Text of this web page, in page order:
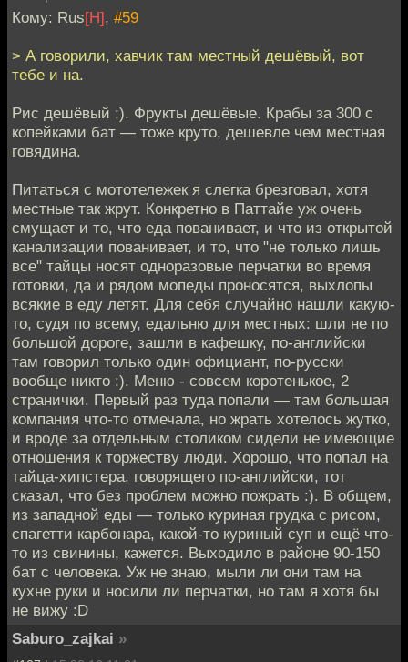
Кому: Rus[H], #59
> А говорили, хавчик там местный дешёвый, вот
тебе и на.
Рис дешёвый :). Фрукты дешёвые. Крабы за 300 с
копейками бат — тоже круто, дешевле чем местная
говядина.
Питаться с мототележек я слегка брезговал, хотя
местные так жрут. Конкретно в Паттайе уж очень
смущает и то, что еда пованивает, и что из открытой
канализации пованивает, и то, что "не только лишь
все" тайцы носят одноразовые перчатки во время
готовки, да и рядом мопеды проносятся, выхлопы
всякие в еду летят. Для себя случайно нашли какую-
то, судя по всему, едальню для местных: шли не по
большой дороге, зашли в кафешку, по-английски
там говорил только один официант, по-русски
вообще никто :). Меню - совсем коротенькое, 2
странички. Первый раз туда попали — там большая
компания что-то отмечала, но жрать хотелось жутко,
и вроде за отдельным столиком сидели не имеющие
отношения к торжеству люди. Хорошо, что попал на
тайца-хипстера, говорящего по-английски, тот
сказал, что без проблем можно пожрать :). В общем,
из западной еды — только куриная грудка с рисом,
спагетти карбонара, какой-то куриный суп и ещё что-
то из свинины, кажется. Выходило в районе 90-150
бат с человека. Уж не знаю, мыли ли они там на
кухне руки и носили ли перчатки, но там я хотя бы
не вижу :D
Saburo_zajkai »